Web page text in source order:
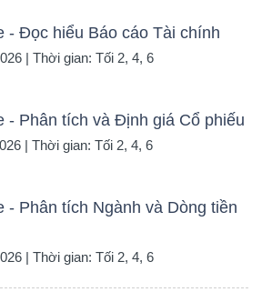
- Đọc hiểu Báo cáo Tài chính
| Thời gian: Tối 2, 4, 6
- Phân tích và Định giá Cổ phiếu
| Thời gian: Tối 2, 4, 6
- Phân tích Ngành và Dòng tiền
| Thời gian: Tối 2, 4, 6